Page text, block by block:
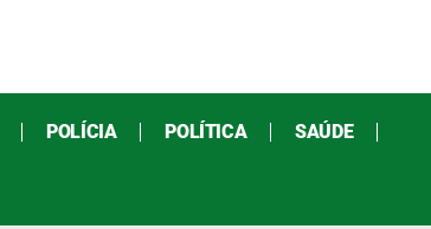
POLÍCIA POLÍTICA SAÚDE